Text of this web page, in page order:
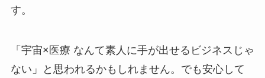
す。
「宇宙×医療 なんて素人に手が出せるビジネスじゃ
ない」と思われるかもしれません。でも安心して